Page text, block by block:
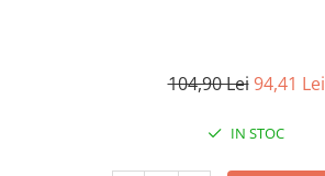
104,90 Lei 94,41 Lei
IN STOC